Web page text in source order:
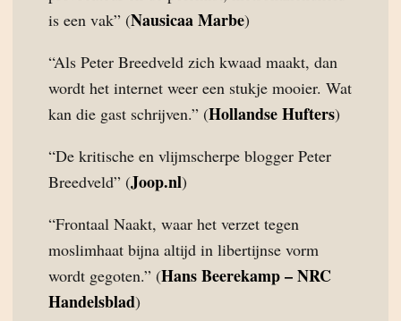
is een vak” (Nausicaa Marbe)
“Als Peter Breedveld zich kwaad maakt, dan
wordt het internet weer een stukje mooier. Wat
kan die gast schrijven.” (Hollandse Hufters)
“De kritische en vlijmscherpe blogger Peter
Breedveld” (Joop.nl)
“Frontaal Naakt, waar het verzet tegen
moslimhaat bijna altijd in libertijnse vorm
wordt gegoten.” (Hans Beerekamp – NRC
Handelsblad)